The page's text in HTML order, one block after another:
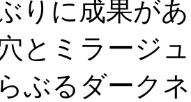
りに成果が
とミラージ
ぶるダーク